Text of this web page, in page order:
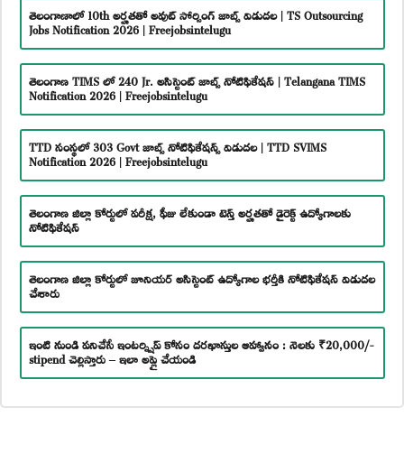
తెలంగాణాలో 10th అర్హతతో అవుట్ సోర్సింగ్ జాబ్స్ విడుదల | TS Outsourcing
Jobs Notification 2026 | Freejobsintelugu
తెలంగాణ TIMS లో 240 Jr. అసిస్టెంట్ జాబ్స్ నోటిఫికేషన్ | Telangana TIMS
Notification 2026 | Freejobsintelugu
TTD సంస్థలో 303 Govt జాబ్స్ నోటిఫికేషన్స్ విడుదల | TTD SVIMS
Notification 2026 | Freejobsintelugu
తెలంగాణ జిల్లా కోర్టులో పరీక్ష, ఫీజు లేకుండా టెన్త్ అర్హతతో డైరెక్ట్ ఉద్యోగాలకు
నోటిఫికేషన్
తెలంగాణ జిల్లా కోర్టులో జూనియర్ అసిస్టెంట్ ఉద్యోగాల భర్తీకి నోటిఫికేషన్ విడుదల
చేశారు
ఇంటి నుండి పనిచేసే ఇంటర్న్షిప్ కోసం దరఖాస్తుల ఆహ్వానం : నెలకు ₹20,000/-
stipend చెల్లిస్తారు – ఇలా అప్లై చేయండి